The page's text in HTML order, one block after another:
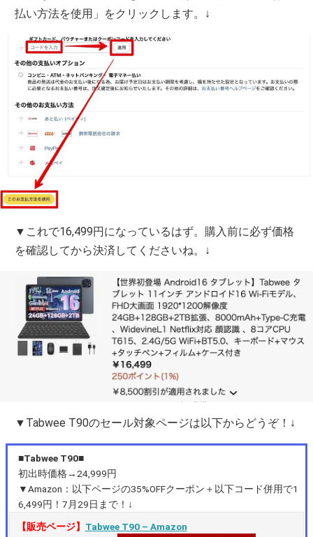
払い方法を使用」をクリックします。↓
▼これで16,499円になっているはず。購入前に必ず価格
を確認してから決済してくださいね。↓
▼Tabwee T90のセール対象ページは以下からどうぞ！↓
■Tabwee T90■
初出時価格→24,999円
▼Amazon：以下ページの35%OFFクーポン＋以下コード併用で1
6,499円！7月29日まで！↓
【販売ページ】 Tabwee T90 – Amazon